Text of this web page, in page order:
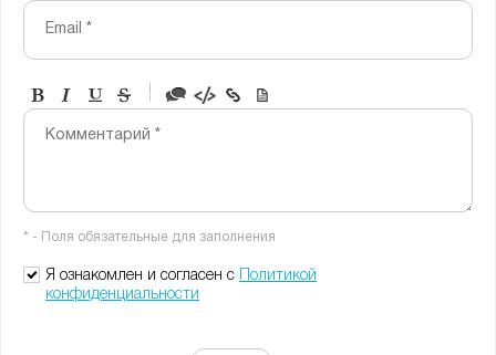
Email *
-
-
-
-
Комментарий *
* - Поля обязательные для заполнения
Я ознакомлен и согласен с
Политикой
конфиденциальности